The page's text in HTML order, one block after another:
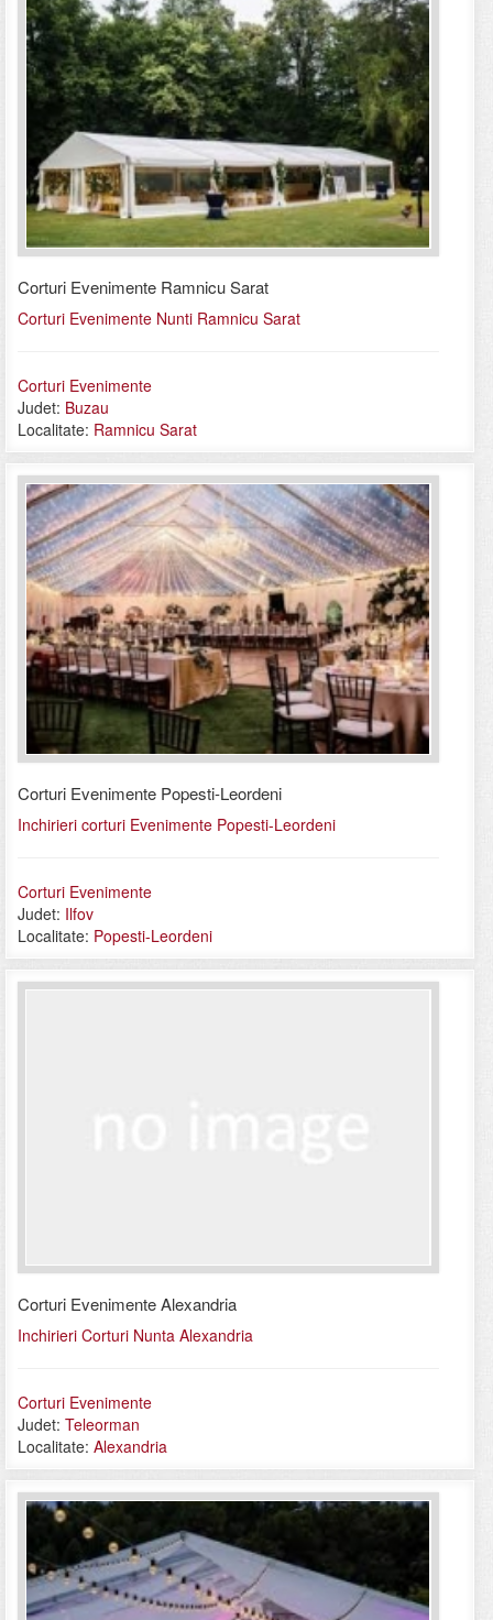
Corturi Evenimente Ramnicu Sarat
Corturi Evenimente Nunti Ramnicu Sarat
Corturi Evenimente
Judet: Buzau
Localitate: Ramnicu Sarat
Corturi Evenimente Popesti-Leordeni
Inchirieri corturi Evenimente Popesti-Leordeni
Corturi Evenimente
Judet: Ilfov
Localitate: Popesti-Leordeni
Corturi Evenimente Alexandria
Inchirieri Corturi Nunta Alexandria
Corturi Evenimente
Judet: Teleorman
Localitate: Alexandria